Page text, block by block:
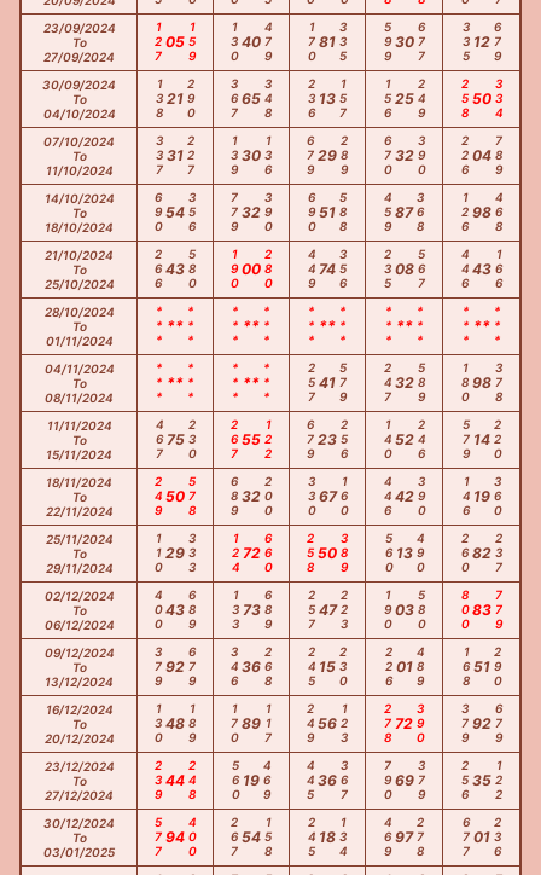
23/09/2024
To
27/09/2024
127 05 159 130 40 479 170 81 335 59930677 335 12679
30/09/2024
To
04/10/2024
138 21 290 36765 348 236 13 157 156 25249 258 50334
07/10/2024
To
11/10/2024
337 31 227 139 30 136 679 29 289 670 32390 226 04789
14/10/2024
To
18/10/2024
69054 356 779 32 390 69051 588 459 87368 126 98468
21/10/2024
To
25/10/2024
26643 580 19000 280 449 74 356 235 08567 446 43166
28/10/2024
To
01/11/2024
*** ** *** *** ** *** *** ** *** *** ***** *** *****
04/11/2024
To
08/11/2024
*** ** *** *** ** *** 257 41 579 247 32589 180 98378
11/11/2024
To
15/11/2024
467 75230 26755 122 679 23 256 140 52246 579 14220
18/11/2024
To
22/11/2024
249 50 578 689 32 200 330 67160 446 42390 146 19360
25/11/2024
To
29/11/2024
110 29 333 124 72660 258 50 389 560 13490 26082237
02/12/2024
To
06/12/2024
40043 689 133 73689 257 47223 19003580 80083779
09/12/2024
To
13/12/2024
379 92 679 346 36 268 245 15 230 226 01489 16851290
16/12/2024
To
20/12/2024
130 48 189 170 89 117 249 56 123 278 72 390 379 92679
23/12/2024
To
27/12/2024
239 44 248 560 19 469 445 36 367 79069379 256 35122
30/12/2024
To
03/01/2025
577 94 400 26754 158 245 18 134 46997278 677 01236